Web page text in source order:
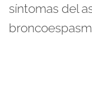
síntomas del